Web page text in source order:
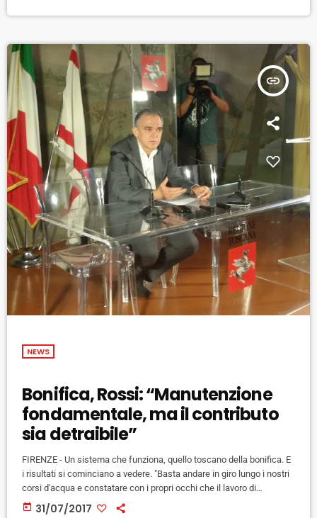
insert_link
NEWS
Bonifica, Rossi: “Manutenzione
fondamentale, ma il contributo
sia detraibile”
FIRENZE - Un sistema che funziona, quello toscano della bonifica. E
i risultati si cominciano a vedere. "Basta andare in giro lungo i nostri
corsi d'acqua e constatare con i propri occhi che il lavoro di
manutenzione fatto sta dando i suoi risultati". Con queste parole il
today 31/07/2017